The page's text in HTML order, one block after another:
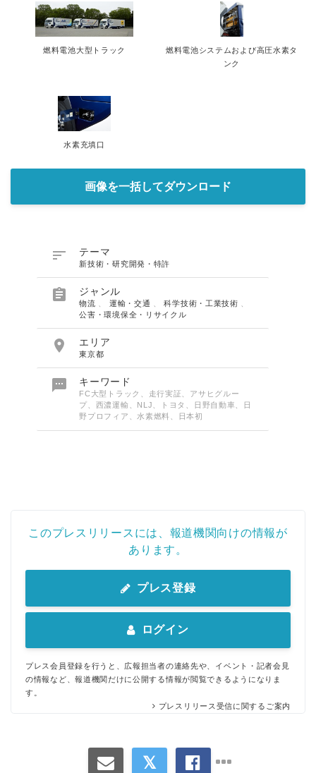
燃料電池大型トラック
燃料電池システムおよび高圧水素タ
ンク
水素充填口
画像を一括してダウンロード
 テーマ
新技術・研究開発・特許
 ジャンル
物流 、 運輸・交通 、科学技術・工業技術 、
公害・環境保全・リサイクル
 エリア
東京都
 キーワード
FC大型トラック、走行実証、アサヒグルー
プ、西濃運輸、NLJ、トヨタ、日野自動車、日
野プロフィア、水素燃料、日本初
このプレスリリースには、報道機関向けの情報が
あります。
プレス登録
ログイン
プレス会員登録を行うと、広報担当者の連絡先や、イベント・記者会見
の情報など、報道機関だけに公開する情報が閲覧できるようになりま
す。
プレスリリース受信に関するご案内